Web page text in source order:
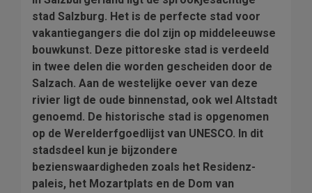
stad Salzburg. Het is de perfecte stad voor
vakantiegangers die dol zijn op middeleeuwse
bouwkunst. Deze pittoreske stad is verdeeld
in twee delen die worden gescheiden door de
Salzach. Aan de westelijke oever van deze
rivier ligt de oude binnenstad, ook wel Altstadt
genoemd. De historische stad is opgenomen
op de Werelderfgoedlijst van UNESCO. In dit
stadsdeel kun je bijzondere
bezienswaardigheden zoals het Residenz-
paleis, het Mozartplats en de Dom van